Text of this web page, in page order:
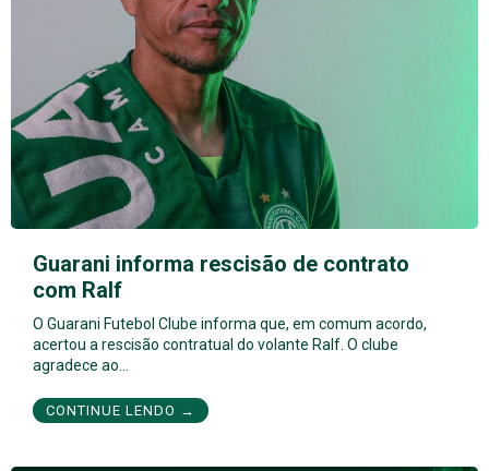
Guarani informa rescisão de contrato
com Ralf
O Guarani Futebol Clube informa que, em comum acordo,
acertou a rescisão contratual do volante Ralf. O clube
agradece ao…
CONTINUE LENDO →